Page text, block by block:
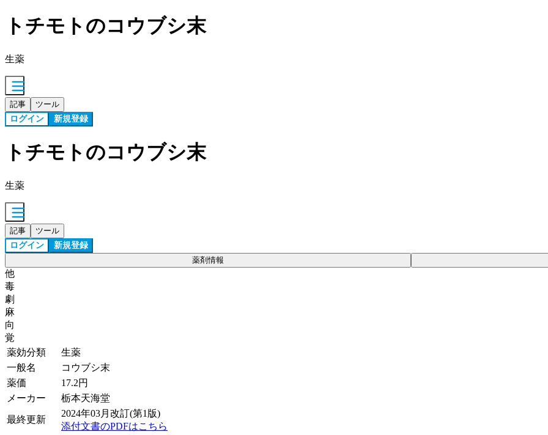
トチモトのコウブシ末
生薬
記事 ツール
ログイン 新規登録
トチモトのコウブシ末
生薬
記事 ツール
ログイン 新規登録
薬剤情報
他
毒
劇
麻
向
覚
薬効分類
生薬
一般名
コウブシ末
薬価
17.2円
メーカー
栃本天海堂
最終更新
2024年03月改訂(第1版)
添付文書のPDFはこちら